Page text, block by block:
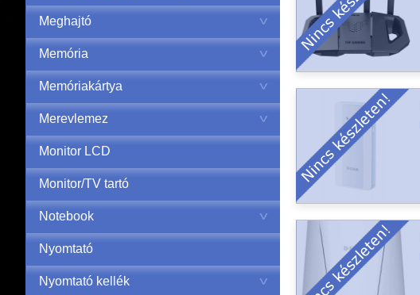
Meghajtó
Memória
Memóriakártya
Merevlemez
Monitor LCD
Monitor/TV tartó
Notebook
Nyomtató
Nyomtató kellék